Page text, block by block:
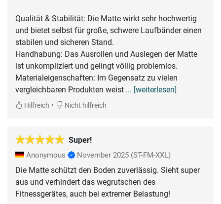
​Qualität & Stabilität: Die Matte wirkt sehr hochwertig
und bietet selbst für große, schwere Laufbänder einen
stabilen und sicheren Stand.
​Handhabung: Das Ausrollen und Auslegen der Matte
ist unkompliziert und gelingt völlig problemlos.
​Materialeigenschaften: Im Gegensatz zu vielen
vergleichbaren Produkten weist ... [weiterlesen]
Hilfreich • Nicht hilfreich
Super!
Anonymous November 2025 (ST-FM-XXL)
Die Matte schützt den Boden zuverlässig. Sieht super
aus und verhindert das wegrutschen des
Fitnessgerätes, auch bei extremer Belastung!